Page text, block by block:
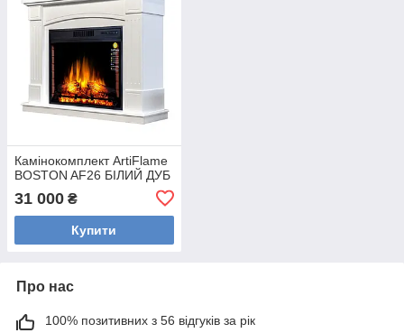
Камінокомплект ArtiFlame
BOSTON AF26 БІЛИЙ ДУБ
31 000 ₴
Купити
Про нас
100% позитивних з 56 відгуків за рік